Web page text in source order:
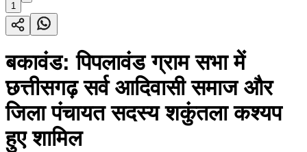
1
बकावंड: पिपलावंड ग्राम सभा में
छत्तीसगढ़ सर्व आदिवासी समाज और
जिला पंचायत सदस्य शकुंतला कश्यप
हुए शामिल